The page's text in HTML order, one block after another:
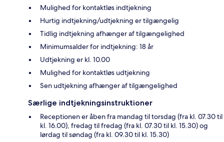
Mulighed for kontaktløs indtjekning
Hurtig indtjekning/udtjekning er tilgængelig
Tidlig indtjekning afhænger af tilgængelighed
Minimumsalder for indtjekning: 18 år
Udtjekning er kl. 10.00
Mulighed for kontaktløs udtjekning
Sen udtjekning afhænger af tilgængelighed
Særlige indtjekningsinstruktioner
Receptionen er åben fra mandag til torsdag (fra kl. 07.30 til
kl. 16.00), fredag til fredag (fra kl. 07.30 til kl. 15.30) og
lørdag til søndag (fra kl. 09.30 til kl. 15.30)